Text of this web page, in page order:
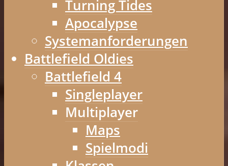
Turning Tides
Apocalypse
Systemanforderungen
Battlefield Oldies
Battlefield 4
Singleplayer
Multiplayer
Maps
Spielmodi